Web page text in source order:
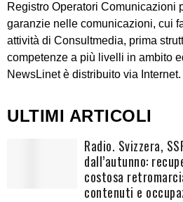
Registro Operatori Comunicazioni
garanzie nelle comunicazioni, cui
attività di Consultmedia, prima
competenze a più livelli in ambito
NewsLinet è distribuito via Internet.
ULTIMI ARTICOLI
Radio. Svizzera,
dall’autunno:
costosa
contenuti e